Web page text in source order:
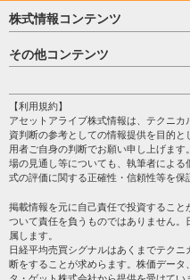
株式情報コンテンツ
日経平均
売買シグナル
注目銘柄
株テーマ情報
海外市況
投資カレンダー
格付け情報
その他コンテンツ
個人情報保護方針
プライバシーポリシー
会社案内
サイトマップ
過去データ
【利用規約】
アセットアライブ株式情報は、テクニ
資判断の参考としての情報提供を目的
用者ご自身の判断でお願い申し上げま
場の見通し等についても、執筆者によ
式の評価に関する正確性・信頼性等を保
掲載情報を元に自己責任で投資するこ
ついて責任を負うものではありません
属します。
日経平均売買シグナルはあくまでテク
断をすることが求めらます。株価デー